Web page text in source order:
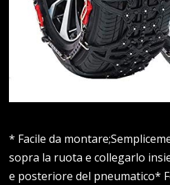
* Facile da
sopra la ruota e collegarlo
e posteriore del pneumatico*